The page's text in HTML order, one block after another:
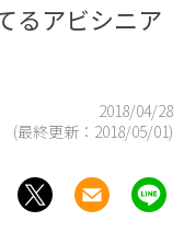
るアビシニア
2018/04/28
(最終更新： 2018/05/01)